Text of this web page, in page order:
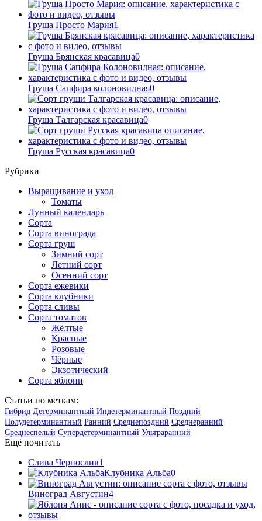
Груша Просто Мария1
Груша Брянская красавица0
Груша Сапфира колоновидная0
Груша Талгарская красавица0
Груша Русская красавица0
Рубрики
Выращивание и уход
Томаты
Лунный календарь
Сорта
Сорта винограда
Сорта груш
Зимний сорт
Летний сорт
Осенний сорт
Сорта ежевики
Сорта клубники
Сорта сливы
Сорта томатов
Жёлтые
Красные
Розовые
Чёрные
Экзотический
Сорта яблони
Статьи по меткам:
Гибрид Детерминантный Индетерминантный Поздний
Полудетерминантный Ранний Среднепоздний Среднеранний
Среднеспелый Супердетерминантный Ультраранний
Ещё почитать
Слива Чернослив1
Клубника Альба0
Виноград Августин4